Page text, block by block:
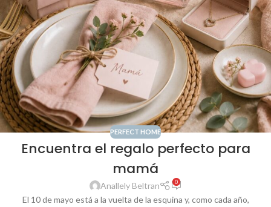
PERFECT HOME
Encuentra el regalo perfecto para
mamá
Anallely Beltran 0
El 10 de mayo está a la vuelta de la esquina y, como cada año,